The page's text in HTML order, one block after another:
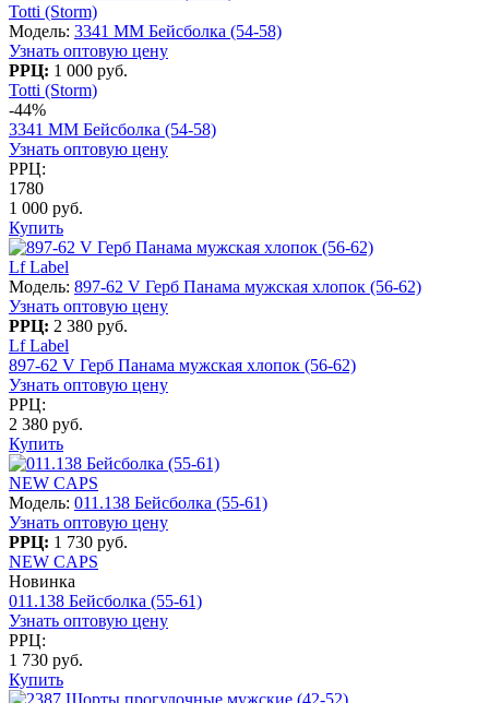
Totti (Storm)
Модель: 3341 MM Бейсболка (54-58)
Узнать оптовую цену
РРЦ: 1 000 руб.
Totti (Storm)
-44%
3341 MM Бейсболка (54-58)
Узнать оптовую цену
РРЦ:
1780
1 000 руб.
Купить
Lf Label
Модель: 897-62 V Герб Панама мужская хлопок (56-62)
Узнать оптовую цену
РРЦ: 2 380 руб.
Lf Label
897-62 V Герб Панама мужская хлопок (56-62)
Узнать оптовую цену
РРЦ:
2 380 руб.
Купить
NEW CAPS
Модель: 011.138 Бейсболка (55-61)
Узнать оптовую цену
РРЦ: 1 730 руб.
NEW CAPS
Новинка
011.138 Бейсболка (55-61)
Узнать оптовую цену
РРЦ:
1 730 руб.
Купить